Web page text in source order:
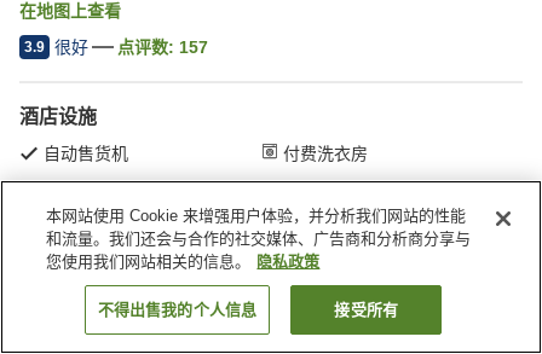
在地图上查看
3.9 很好 点评数: 157
酒店设施
自动售货机 付费洗衣房
首页 日本 新潟县 新潟 Live Max酒店（新潟站前店）
搜索客房
本网站使用 Cookie 来增强用户体验，并分析我们网站的性能
和流量。我们还会与合作的社交媒体、广告商和分析商分享与
您使用我们网站相关的信息。
隐私政策
不得出售我的个人信息 接受所有